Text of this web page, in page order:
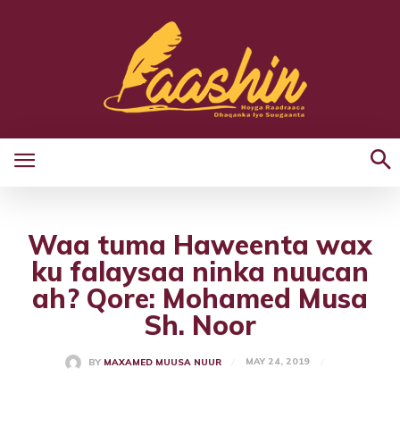
Waa tuma Haweenta wax
ku falaysaa ninka nuucan
ah? Qore: Mohamed Musa
Sh. Noor
BY MAXAMED MUUSA NUUR MAY 24, 2019